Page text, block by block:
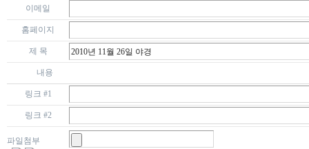
이메일
홈페이지
제 목
내용
링크 #1
링크 #2
파일첨부